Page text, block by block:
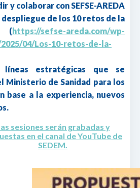
y colaborar con SEFSE-AREDA
de los 10 retos de la
https://sefse-areda.com/wp-
04/Los-10-retos-de-la-
estratégicas que se
Ministerio de Sanidad para los
base a la experiencia, nuevos
sesiones serán grabadas y
en el canal de YouTube de
SEDEM.